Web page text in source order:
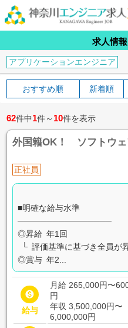
求人情
アプリケーションエンジニア
おすすめ順 新着順
62件中1件～ 10件を表示
外国籍OK！ ソフトウェ
正社員
■明確な給与水準
────────────────
◎昇給 年1回
└ 評価基準に基づき全員が
◎賞与 年2...

給与
月給 265,000円〜
円
年収 3,500,000円〜
6,000,000円